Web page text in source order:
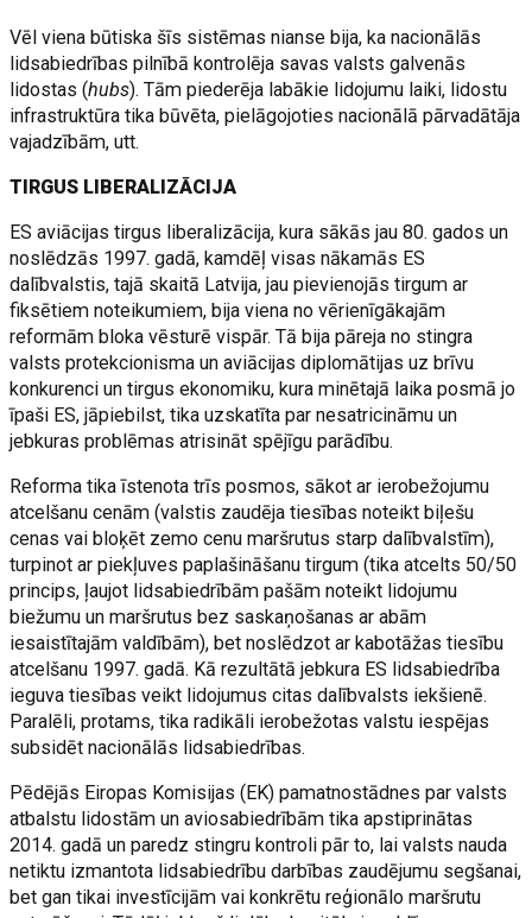
Vēl viena būtiska šīs sistēmas nianse bija, ka nacionālās
lidsabiedrības pilnībā kontrolēja savas valsts galvenās
lidostas (hubs). Tām piederēja labākie lidojumu laiki, lidostu
infrastruktūra tika būvēta, pielāgojoties nacionālā pārvadātāja
vajadzībām, utt.
TIRGUS LIBERALIZĀCIJA
ES aviācijas tirgus liberalizācija, kura sākās jau 80. gados un
noslēdzās 1997. gadā, kamdēļ visas nākamās ES
dalībvalstis, tajā skaitā Latvija, jau pievienojās tirgum ar
fiksētiem noteikumiem, bija viena no vērienīgākajām
reformām bloka vēsturē vispār. Tā bija pāreja no stingra
valsts protekcionisma un aviācijas diplomātijas uz brīvu
konkurenci un tirgus ekonomiku, kura minētajā laika posmā jo
īpaši ES, jāpiebilst, tika uzskatīta par nesatricināmu un
jebkuras problēmas atrisināt spējīgu parādību.
Reforma tika īstenota trīs posmos, sākot ar ierobežojumu
atcelšanu cenām (valstis zaudēja tiesības noteikt biļešu
cenas vai bloķēt zemo cenu maršrutus starp dalībvalstīm),
turpinot ar piekļuves paplašināšanu tirgum (tika atcelts 50/50
princips, ļaujot lidsabiedrībām pašām noteikt lidojumu
biežumu un maršrutus bez saskaņošanas ar abām
iesaistītajām valdībām), bet noslēdzot ar kabotāžas tiesību
atcelšanu 1997. gadā. Kā rezultātā jebkura ES lidsabiedrība
ieguva tiesības veikt lidojumus citas dalībvalsts iekšienē.
Paralēli, protams, tika radikāli ierobežotas valstu iespējas
subsidēt nacionālās lidsabiedrības.
Pēdējās Eiropas Komisijas (EK) pamatnostādnes par valsts
atbalstu lidostām un aviosabiedrībām tika apstiprinātas
2014. gadā un paredz stingru kontroli pār to, lai valsts nauda
netiktu izmantota lidsabiedrību darbības zaudējumu segšanai,
bet gan tikai investīcijām vai konkrētu reģionālo maršrutu